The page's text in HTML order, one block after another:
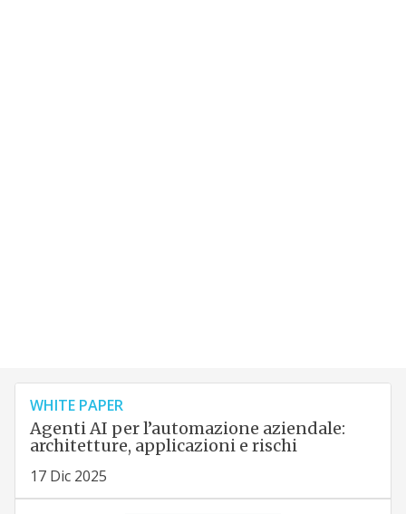
WHITE PAPER
Agenti AI per l’automazione aziendale:
architetture, applicazioni e rischi
17 Dic 2025